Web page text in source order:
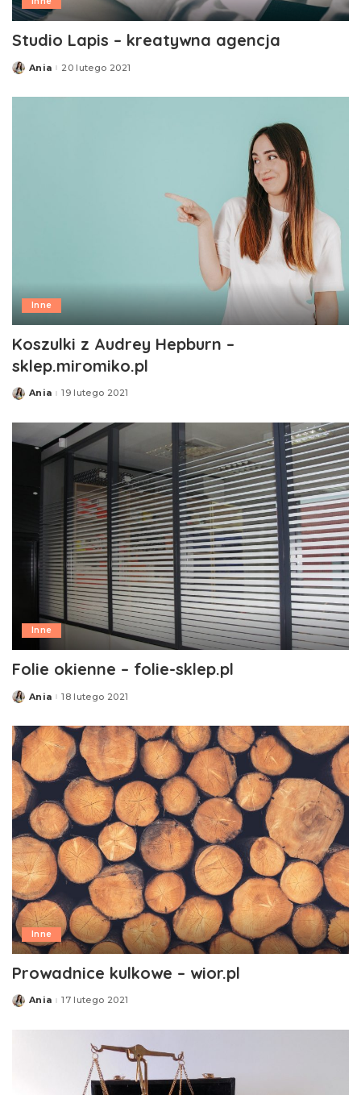
Studio Lapis – kreatywna agencja
Posted
Ania 20 lutego 2021
Inne
Koszulki z Audrey Hepburn –
sklep.miromiko.pl
Posted
Ania 19 lutego 2021
Inne
Folie okienne – folie-sklep.pl
Posted
Ania 18 lutego 2021
Inne
Prowadnice kulkowe – wior.pl
Posted
Ania 17 lutego 2021